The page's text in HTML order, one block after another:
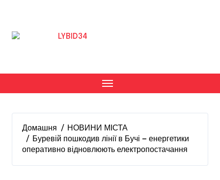
Домашня
НОВИНИ МІСТА
Буревій пошкодив лінії в Бучі — енергетики
оперативно відновлюють електропостачання